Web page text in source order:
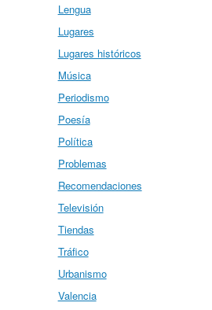
Lengua
Lugares
Lugares históricos
Música
Periodismo
Poesía
Política
Problemas
Recomendaciones
Televisión
Tiendas
Tráfico
Urbanismo
Valencia